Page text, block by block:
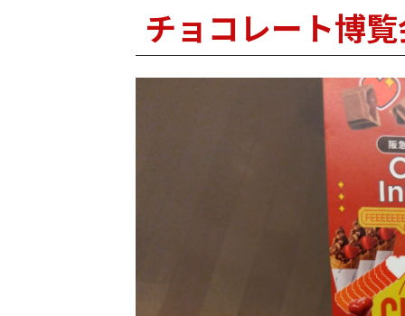
チョコレート博